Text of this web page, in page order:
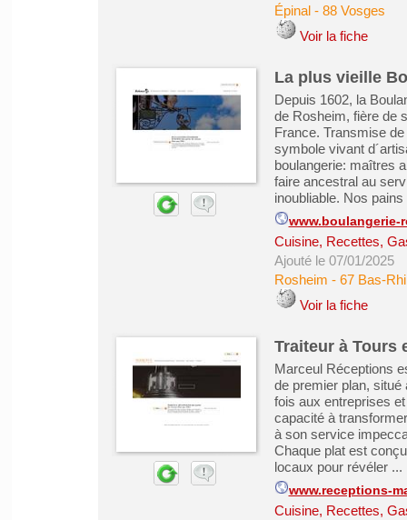
Épinal- 88 Vosges
Voir la fiche
La plus vieille
Depuis 1602, la
de Rosheim, fière de
France. Transmise
symbole vivant
boulangerie: maîtres
faire ancestral au
inoubliable. Nos pains
www.boulangerie-
Cuisine, Recettes,
Ajouté le 07/01/2025
Rosheim - 67 Bas-
Voir la fiche
Traiteur à Tours
Marceul Réceptions
de premier plan, situé
fois aux entreprises
capacité à
à son service
Chaque plat est
locaux pour révéler ...
www.receptions-
Cuisine, Recettes,